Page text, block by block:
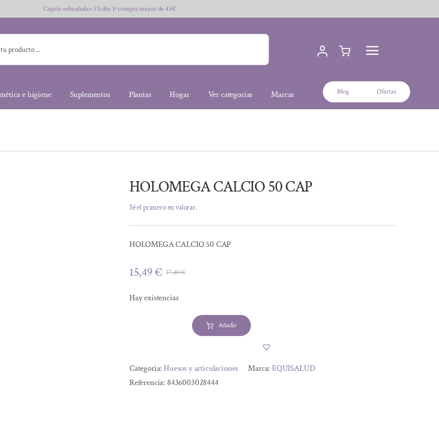
Cupón «elmahola» 5% dto 1ª compra mayor de 45€
e higiene Suplementos Plantas Hogar Ver categorías Marcas Blog Ofertas
HOLOMEGA CALCIO 50 CAP
Sé el primero en valorar.
HOLOMEGA CALCIO 50 CAP
17,40€El
era:
17,40 €.
15,49€
El
es:
15,49 €.
Hay existencias
HOLOMEGA
CAP
cantidad
Añadir
Categoría:Huesos y articulaciones Marca: EQUISALUD
Referencia: 8436003028444